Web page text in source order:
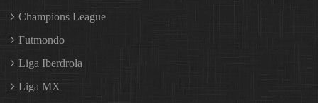
Champions League
Futmondo
Liga Iberdrola
Liga MX